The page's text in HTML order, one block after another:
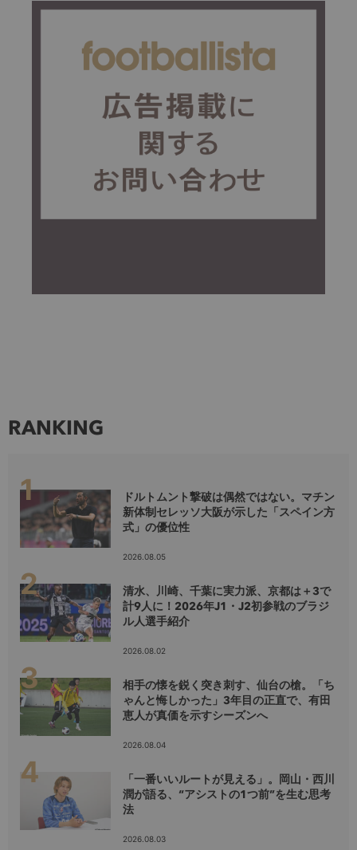
RANKING
ドルトムント撃破は偶然ではない。マチン
新体制セレッソ大阪が示した「スペイン方
式」の優位性
2026.08.05
清水、川崎、千葉に実力派、京都は＋3で
計9人に！2026年J1・J2初参戦のブラジ
ル人選手紹介
2026.08.02
相手の懐を鋭く突き刺す、仙台の槍。「ち
ゃんと悔しかった」3年目の正直で、有田
恵人が真価を示すシーズンへ
2026.08.04
「一番いいルートが見える」。岡山・西川
潤が語る、“アシストの1つ前”を生む思考
法
2026.08.03